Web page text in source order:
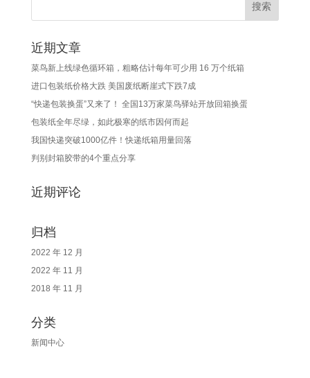
近期文章
菜鸟新上线绿色循环箱，粗略估计每年可少用 16 万个纸箱
进口包装纸价格大跌 美国废纸断崖式下跌7成
“快递包装换蛋”又来了！ 全国13万家菜鸟驿站开放回箱换蛋
包装纸全年尽绿，如此极寒的纸市因何而起
我国快递突破1000亿件！快递纸箱用量回落
判别封箱胶带的4个重点分享
近期评论
归档
2022 年 12 月
2022 年 11 月
2018 年 11 月
分类
新闻中心